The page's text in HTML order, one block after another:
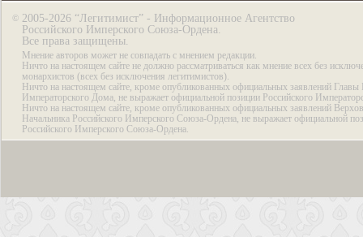
© 2005-2026 “Легитимист” - Информационное Агентство
Российского Имперского Союза-Ордена.
Все права защищены.
Мнение авторов может не совпадать с мнением редакции.
Ничто на настоящем сайте не должно рассматриваться как мнение всех без
монархистов (всех без исключения легитимистов).
Ничто на настоящем сайте, кроме опубликованных официальных заявлений Главы
Императорского Дома, не выражает официальной позиции Российского
Ничто на настоящем сайте, кроме опубликованных официальных заявлений
Начальника Российского Имперского Союза-Ордена, не выражает официальной
Российского Имперского Союза-Ордена.